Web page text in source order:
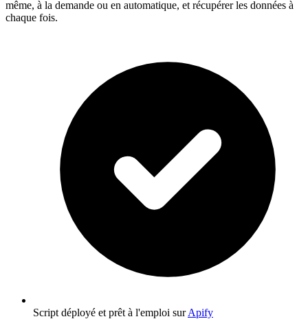
même, à la demande ou en automatique, et récupérer les données à
chaque fois.
Script déployé et prêt à l'emploi surApify